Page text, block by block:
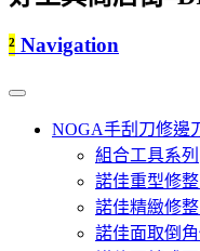
² Navigation
NOGA手刮刀修邊
組合工具系列
諾佳重型修
諾佳精緻修
諾佳面取倒